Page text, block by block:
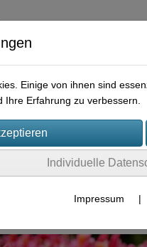
Einige von ihnen sind
Erfahrung zu verbessern.
Individuelle
Impressum |